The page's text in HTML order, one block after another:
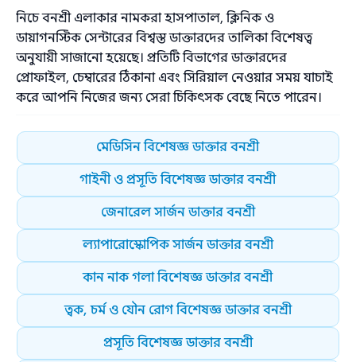
নিচে বনশ্রী এলাকার নামকরা হাসপাতাল, ক্লিনিক ও
ডায়াগনস্টিক সেন্টারের বিশ্বস্ত ডাক্তারদের তালিকা বিশেষত্ব
অনুযায়ী সাজানো হয়েছে। প্রতিটি বিভাগের ডাক্তারদের
প্রোফাইল, চেম্বারের ঠিকানা এবং সিরিয়াল নেওয়ার সময় যাচাই
করে আপনি নিজের জন্য সেরা চিকিৎসক বেছে নিতে পারেন।
মেডিসিন বিশেষজ্ঞ ডাক্তার বনশ্রী
গাইনী ও প্রসূতি বিশেষজ্ঞ ডাক্তার বনশ্রী
জেনারেল সার্জন ডাক্তার বনশ্রী
ল্যাপারোস্কোপিক সার্জন ডাক্তার বনশ্রী
কান নাক গলা বিশেষজ্ঞ ডাক্তার বনশ্রী
ত্বক, চর্ম ও যৌন রোগ বিশেষজ্ঞ ডাক্তার বনশ্রী
প্রসূতি বিশেষজ্ঞ ডাক্তার বনশ্রী